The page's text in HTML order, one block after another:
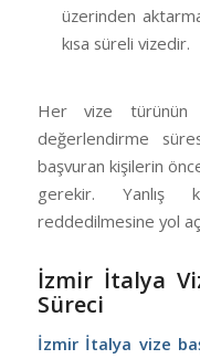
üzerinden
kısa süreli vizedir.
Her vize
değerlendirme
başvuran kişilerin
gerekir. Yanlış
reddedilmesine yol
İzmir İtalya
Süreci
İzmir İtalya vize